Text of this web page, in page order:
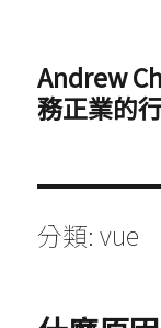
Andrew
務正業的
分類:vue